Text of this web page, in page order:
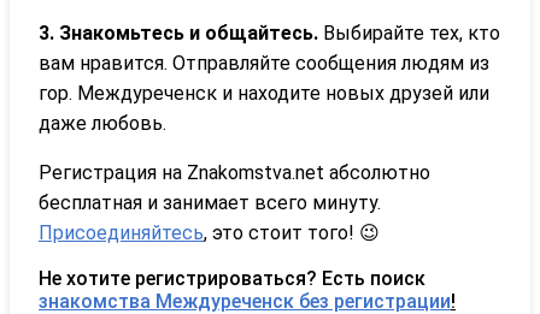
3. Знакомьтесь и общайтесь. Выбирайте тех, кто
вам нравится. Отправляйте сообщения людям из
гор. Междуреченск и находите новых друзей или
даже любовь.
Регистрация на Znakomstva.net абсолютно
бесплатная и занимает всего минуту.
Присоединяйтесь, это стоит того! 😉
Не хотите регистрироваться? Есть поиск
знакомства Междуреченск без регистрации!